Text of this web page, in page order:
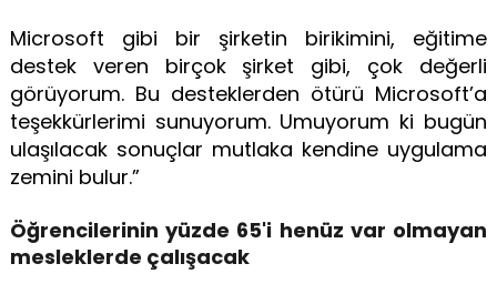
Microsoft gibi bir şirketin birikimini, eğitime
destek veren birçok şirket gibi, çok değerli
görüyorum. Bu desteklerden ötürü Microsoft’a
teşekkürlerimi sunuyorum. Umuyorum ki bugün
ulaşılacak sonuçlar mutlaka kendine uygulama
zemini bulur.”
Öğrencilerinin yüzde 65'i henüz var olmayan
mesleklerde çalışacak